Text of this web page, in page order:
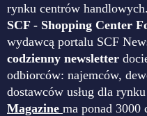
rynku centrów
SCF - Shopping Center
wydawcą portalu SCF
codzienny newsletter
odbiorców: najemców,
dostawców usług dla
Magazine ma ponad 3000